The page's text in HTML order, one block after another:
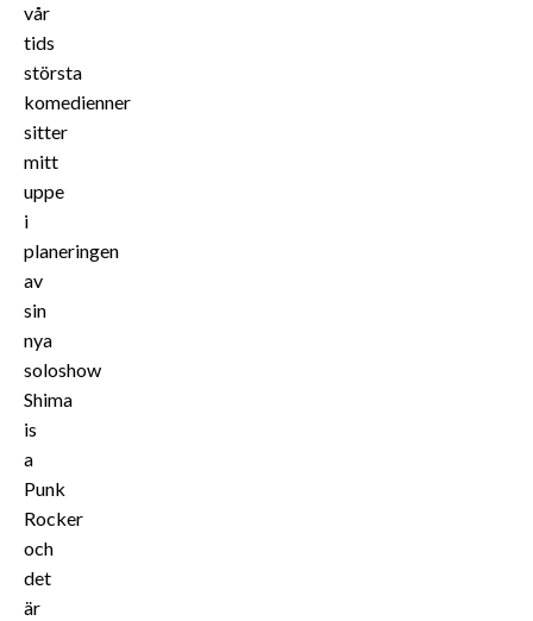
vår
tids
största
komedienner
sitter
mitt
uppe
i
planeringen
av
sin
nya
soloshow
Shima
is
a
Punk
Rocker
och
det
är